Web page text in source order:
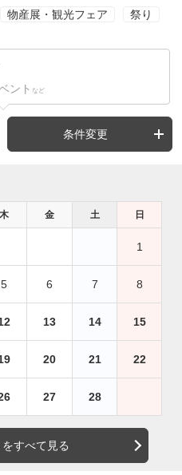
物産展・観光フェア 祭り
ント など
条件変更
木 金 土 日
1
5 6 7 8
13 14 15
20 21 22
27 28
すべて見る